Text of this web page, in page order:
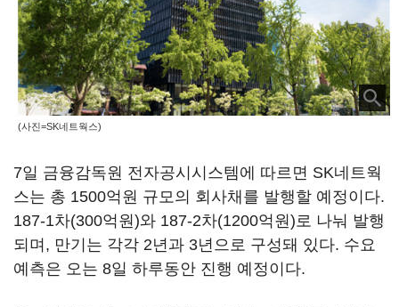
(사진=SK네트웍스)
7일 금융감독원 전자공시시스템에 따르면 SK네트웍
스는 총 1500억원 규모의 회사채를 발행할 예정이다.
187-1차(300억원)와 187-2차(1200억원)로 나눠 발행
되며, 만기는 각각 2년과 3년으로 구성돼 있다. 수요
예측은 오는 8일 하루동안 진행 예정이다.